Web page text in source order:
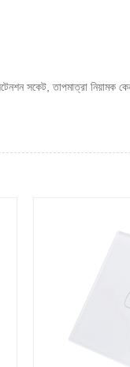
সকেট, তাপমাত্রা নিয়ামক